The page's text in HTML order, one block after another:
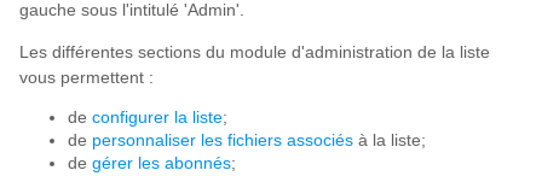
gauche sous l'intitulé 'Admin'.
Les différentes sections du module d'administration de la liste
vous permettent :
de configurer la liste;
de personnaliser les fichiers associés à la liste;
de gérer les abonnés;